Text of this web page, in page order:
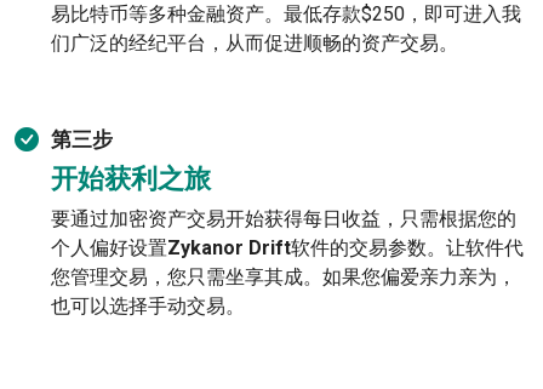
易比特币等多种金融资产。最低存款$250，即可进入我
们广泛的经纪平台，从而促进顺畅的资产交易。
第三步
开始获利之旅
要通过加密资产交易开始获得每日收益，只需根据您的
个人偏好设置Zykanor Drift软件的交易参数。让软件代
您管理交易，您只需坐享其成。如果您偏爱亲力亲为，
也可以选择手动交易。